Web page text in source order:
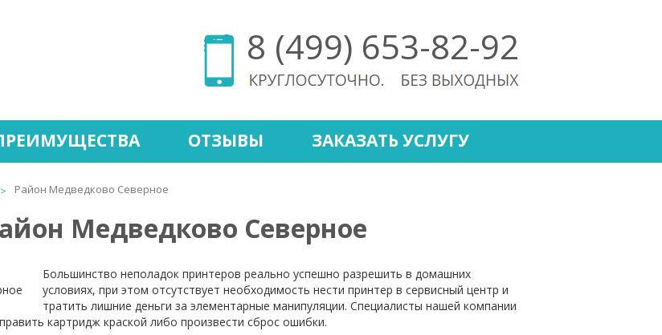
8 (499) 653-82-92
ОТЗЫВЫ ЗАКАЗАТЬ УСЛУГУ
Район Медведково Северное
Медведково Северное
Большинство неполадок принтеров реально успешно разрешить в домашних
условиях, при этом отсутствует необходимость нести принтер в сервисный центр и
тратить лишние деньги за элементарные манипуляции. Специалисты нашей компании
картридж краской либо произвести сброс ошибки.